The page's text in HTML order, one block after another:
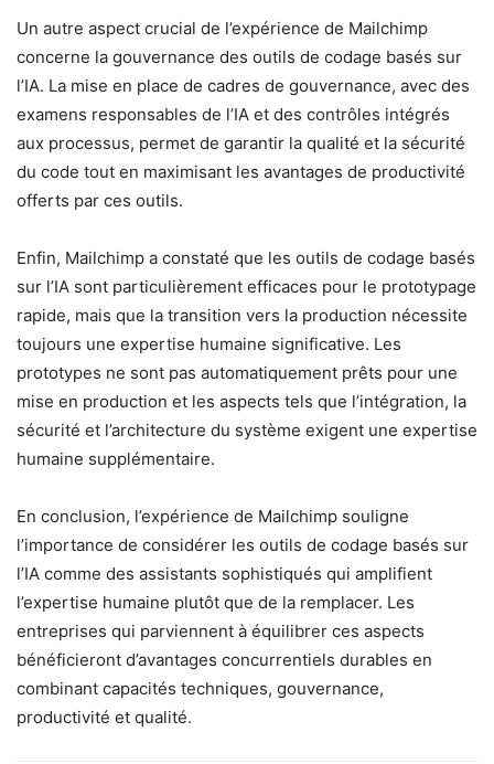
Un autre aspect crucial de l’expérience de Mailchimp
concerne la gouvernance des outils de codage basés sur
l’IA. La mise en place de cadres de gouvernance, avec des
examens responsables de l’IA et des contrôles intégrés
aux processus, permet de garantir la qualité et la sécurité
du code tout en maximisant les avantages de productivité
offerts par ces outils.
Enfin, Mailchimp a constaté que les outils de codage basés
sur l’IA sont particulièrement efficaces pour le prototypage
rapide, mais que la transition vers la production nécessite
toujours une expertise humaine significative. Les
prototypes ne sont pas automatiquement prêts pour une
mise en production et les aspects tels que l’intégration, la
sécurité et l’architecture du système exigent une expertise
humaine supplémentaire.
En conclusion, l’expérience de Mailchimp souligne
l’importance de considérer les outils de codage basés sur
l’IA comme des assistants sophistiqués qui amplifient
l’expertise humaine plutôt que de la remplacer. Les
entreprises qui parviennent à équilibrer ces aspects
bénéficieront d’avantages concurrentiels durables en
combinant capacités techniques, gouvernance,
productivité et qualité.